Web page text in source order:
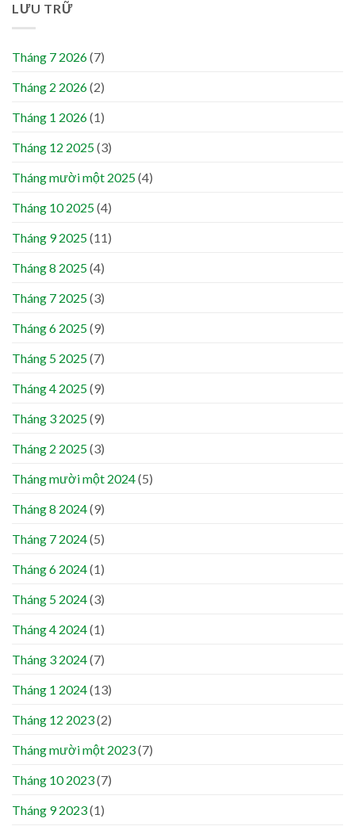
LƯU TRỮ
Tháng 7 2026(7)
Tháng 2 2026(2)
Tháng 1 2026(1)
Tháng 12 2025(3)
Tháng mười một 2025(4)
Tháng 10 2025(4)
Tháng 9 2025(11)
Tháng 8 2025(4)
Tháng 7 2025(3)
Tháng 6 2025(9)
Tháng 5 2025(7)
Tháng 4 2025(9)
Tháng 3 2025(9)
Tháng 2 2025(3)
Tháng mười một 2024(5)
Tháng 8 2024(9)
Tháng 7 2024(5)
Tháng 6 2024(1)
Tháng 5 2024(3)
Tháng 4 2024(1)
Tháng 3 2024(7)
Tháng 1 2024(13)
Tháng 12 2023(2)
Tháng mười một 2023(7)
Tháng 10 2023(7)
Tháng 9 2023(1)